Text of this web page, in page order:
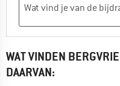
WAT VINDEN
DAARVAN: